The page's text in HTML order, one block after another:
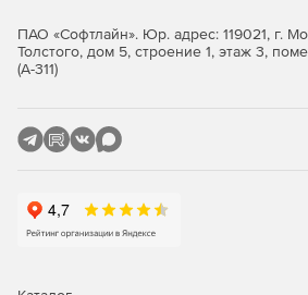
Габариты, грузоподъемность и
условий эксплуатации.
подвижным составом.
ПАО «Софтлайн». Юр. адрес: 119021, г.
Толстого, дом 5, строение 1, этаж 3,
(А-311)